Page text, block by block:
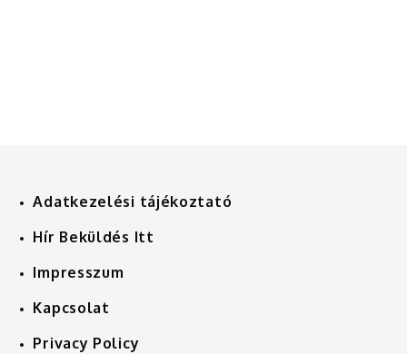
Adatkezelési tájékoztató
Hír Beküldés Itt
Impresszum
Kapcsolat
Privacy Policy